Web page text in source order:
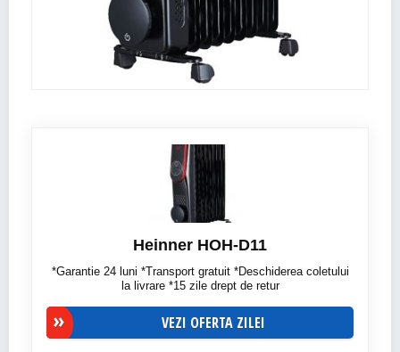
Heinner HOH-D11
*Garantie 24 luni *Transport gratuit *Deschiderea coletului
la livrare *15 zile drept de retur
VEZI OFERTA ZILEI